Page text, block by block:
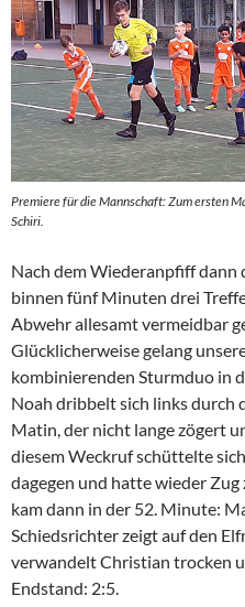
Premiere für die Mannschaft: Zum ersten
Schiri.
Nach dem Wiederanpfiff dann
binnen fünf Minuten drei
Abwehr allesamt vermeidbar
Glücklicherweise gelang
kombinierenden Sturmduo in
Noah dribbelt sich links durch
Matin, der nicht lange zögert
diesem Weckruf schüttelte
dagegen und hatte wieder Zug
kam dann in der 52. Minute:
Schiedsrichter zeigt auf den
verwandelt Christian trocken
Endstand: 2:5.